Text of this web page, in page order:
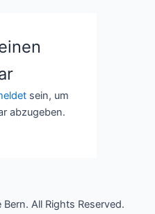
sein, um
abzugeben.
All Rights Reserved.